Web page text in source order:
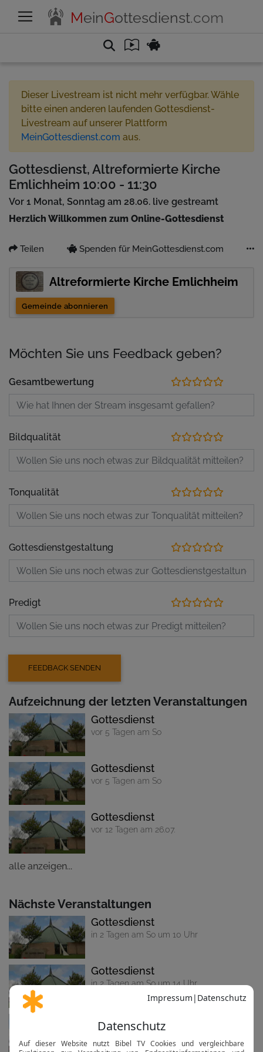
MeinGottesdienst.com
Dieser Livestream ist nicht mehr verfügbar. Wähle
bitte einen anderen laufenden Gottesdienst-
Livestream auf unserer Plattform
MeinGottesdienst.com aus.
Gottesdienst, Altreformierte Kirche
Emlichheim 10:00 - 11:30
Vor 1 Monat, Sonntag am 28.06. live gestreamt
Herzlich Willkommen zum Online-Gottesdienst
Teilen Spenden für MeinGottesdienst.com
Altreformierte Kirche Emlichheim
Gemeinde abonnieren
Möchten Sie uns Feedback geben?
Gesamtbewertung
Bildqualität
Tonqualität
Gottesdienstgestaltung
Predigt
Aufzeichnung der letzten Veranstaltungen
Gottesdienst
vor 5 Tagen am So
Gottesdienst
vor 5 Tagen am So
Gottesdienst
vor 12 Tagen am 26.07.
alle anzeigen...
Nächste Veranstaltungen
Gottesdienst
in 2 Tagen am So um 10 Uhr
Gottesdienst
in 2 Tagen am So um 14 Uhr
Gottesdienst
in 9 Tagen am 16.08. um 10 Uhr